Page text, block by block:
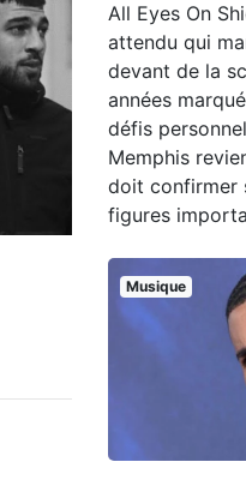
All Eyes On
attendu qui
devant de la
années
défis
Memphis
doit confirmer
figures
Musique